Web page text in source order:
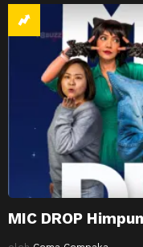
MIC DROP